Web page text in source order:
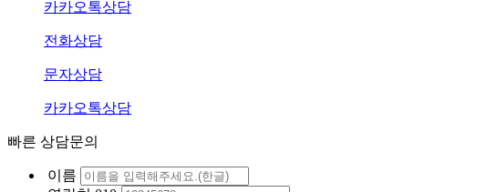
카카오톡상담
전화상담
문자상담
카카오톡상담
빠른 상담문의
이름